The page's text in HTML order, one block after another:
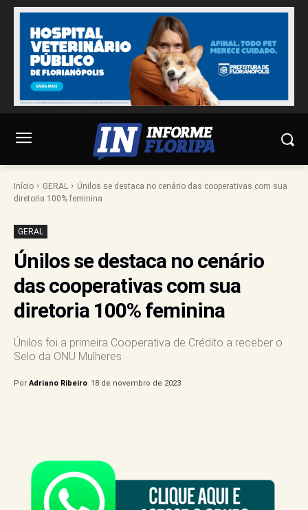
Início GERAL
Únilos se destaca no cenário das cooperativas com sua
diretoria 100% feminina
GERAL
Únilos se destaca no cenário
das cooperativas com sua
diretoria 100% feminina
Únilos foi a primeira Cooperativa de Crédito a receber o
Selo da ONU Mulheres
Por Adriano Ribeiro 18 de novembro de 2023